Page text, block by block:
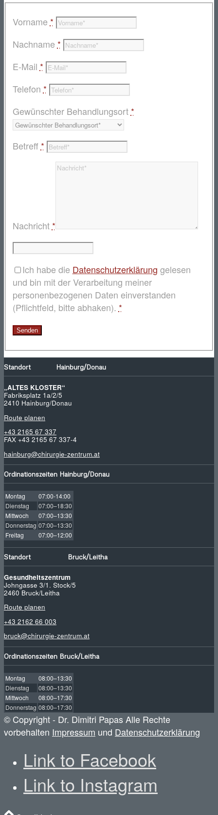
Vorname *
Nachname *
E-Mail *
Telefon *
Gewünschter Behandlungsort *
Betreff *
Nachricht *
Ich habe die Datenschutzerklärung gelesen
und bin mit der Verarbeitung meiner
personenbezogenen Daten einverstanden
(Pflichtfeld, bitte abhaken). *
Standort Hainburg/Donau
„ALTES KLOSTER“
Fabriksplatz 1a/2/5
2410 Hainburg/Donau
Route planen
+43 2165 67 337
FAX +43 2165 67 337-4
hainburg@chirurgie-zentrum.at
Ordinationszeiten Hainburg/Donau
Montag
07:00-14:00
Dienstag
07:00–18:30
Mittwoch
07:00–13:30
Donnerstag 07:00–13:30
Freitag
07:00–12:00
Standort Bruck/Leitha
Gesundheitszentrum
Johngasse 3/1. Stock/5
2460 Bruck/Leitha
Route planen
+43 2162 66 003
bruck@chirurgie-zentrum.at
Ordinationszeiten Bruck/Leitha
Montag
08:00–13:30
Dienstag
08:00–13:30
Mittwoch
08:00–17:30
Donnerstag 08:00–17:30
© Copyright - Dr. Dimitri Papas Alle Rechte
vorbehalten Impressum und Datenschutzerklärung
Link to Facebook
Link to Instagram